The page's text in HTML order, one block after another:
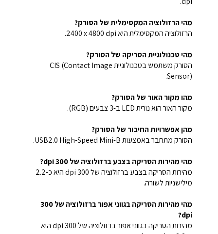
מהי הרזולוציה המקסימלית של הסורק?
הרזולוציה המקסימלית היא ‎2400 x 4800 dpi.
מהי טכנולוגיית הסריקה של הסורק?
הסורק משתמש בטכנולוגיית CIS (Contact Image
Sensor).
מהו מקור האור של הסורק?
מקור האור הוא נורית LED ב-3 צבעים (RGB).
מהן אפשרויות החיבור של הסורק?
הסורק מתחבר באמצעות USB2.0 High-Speed Mini-B.
מהי מהירות הסריקה בצבע ברזולוציה של 300 dpi?
מהירות הסריקה בצבע ברזולוציה של 300 dpi היא כ-2.2
מילישניות לשורה.
מהי מהירות הסריקה בגווני אפור ברזולוציה של 300
dpi?
מהירות הסריקה בגווני אפור ברזולוציה של 300 dpi היא